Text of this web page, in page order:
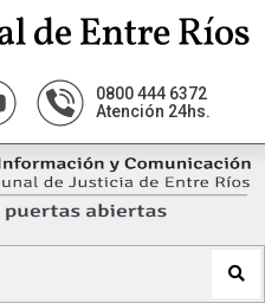
0800 444 6372
Atención 24hs.